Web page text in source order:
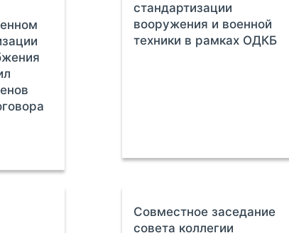
стандартизации
вооружения и военной
техники в рамках ОДКБ
Совместное заседание
совета коллегии